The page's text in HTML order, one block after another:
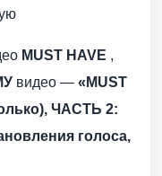
MUST HAVE ,
видео — «MUST
ЧАСТЬ 2:
голоса,